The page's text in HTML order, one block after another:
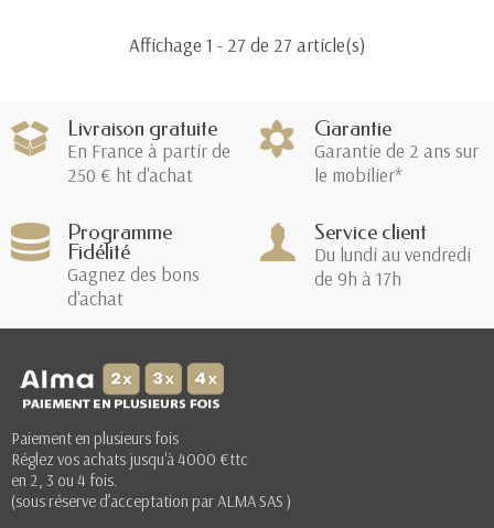
Affichage 1 - 27 de 27 article(s)
Livraison gratuite
En France à partir de
250 € ht d'achat
Garantie
Garantie de 2 ans sur
le mobilier*
Programme
Fidélité
Gagnez des bons
d'achat
Service client
Du lundi au vendredi
de 9h à 17h
Paiement en plusieurs fois
Réglez vos achats jusqu'à 4000 €ttc
en 2, 3 ou 4 fois.
(sous réserve d’acceptation par ALMA SAS )